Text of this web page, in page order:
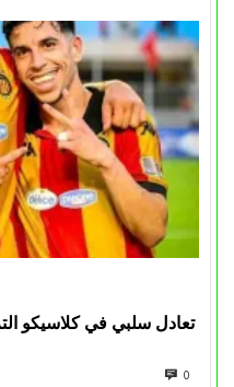
تعادل سلبي في كلاسيكو
0